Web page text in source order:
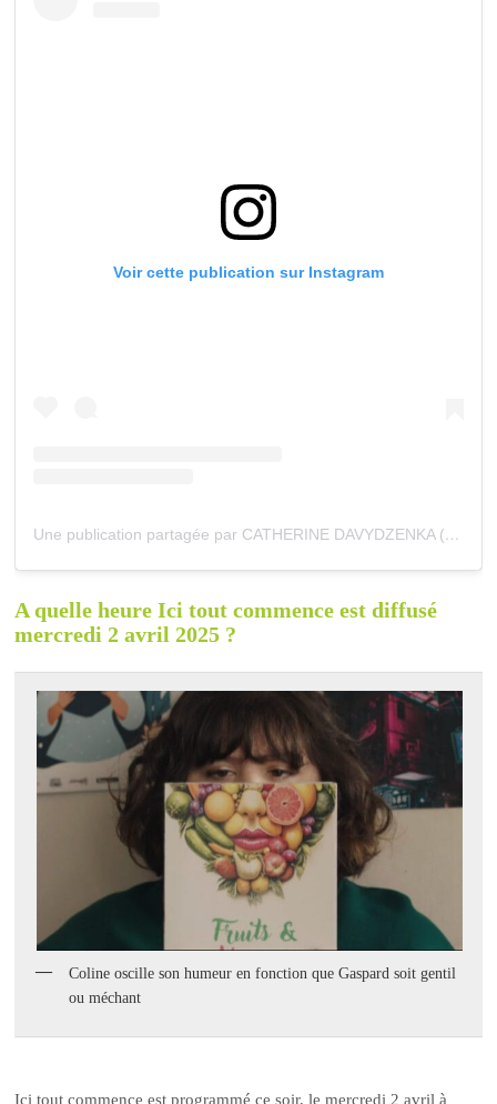
Voir cette publication sur Instagram
Une publication partagée par CATHERINE DAVYDZENKA (@davydzenka.catherine)
A quelle heure Ici tout commence est diffusé
mercredi 2 avril 2025 ?
Coline oscille son humeur en fonction que Gaspard soit gentil
ou méchant
Ici tout commence est programmé ce soir, le mercredi 2 avril à